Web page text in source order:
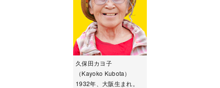
久保田カヨ子
（Kayoko Kubota）
1932年、大阪生まれ。